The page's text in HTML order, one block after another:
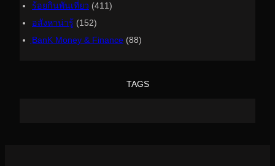
ร้อยกินพันเที่ยว (411)
อสังหาน่ารู้ (152)
ฺBanK Money & Finance (88)
TAGS